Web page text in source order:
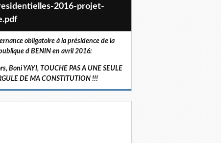
2016-projet-
obligatoire à la présidence de la
d BENIN en avril 2016:
Boni YAYI, TOUCHE PAS A UNE SEULE
DE MA CONSTITUTION !!!